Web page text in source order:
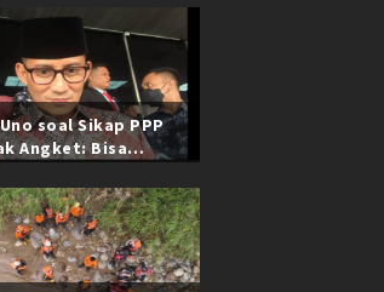
soal Sikap PPP
Angket: Bisa